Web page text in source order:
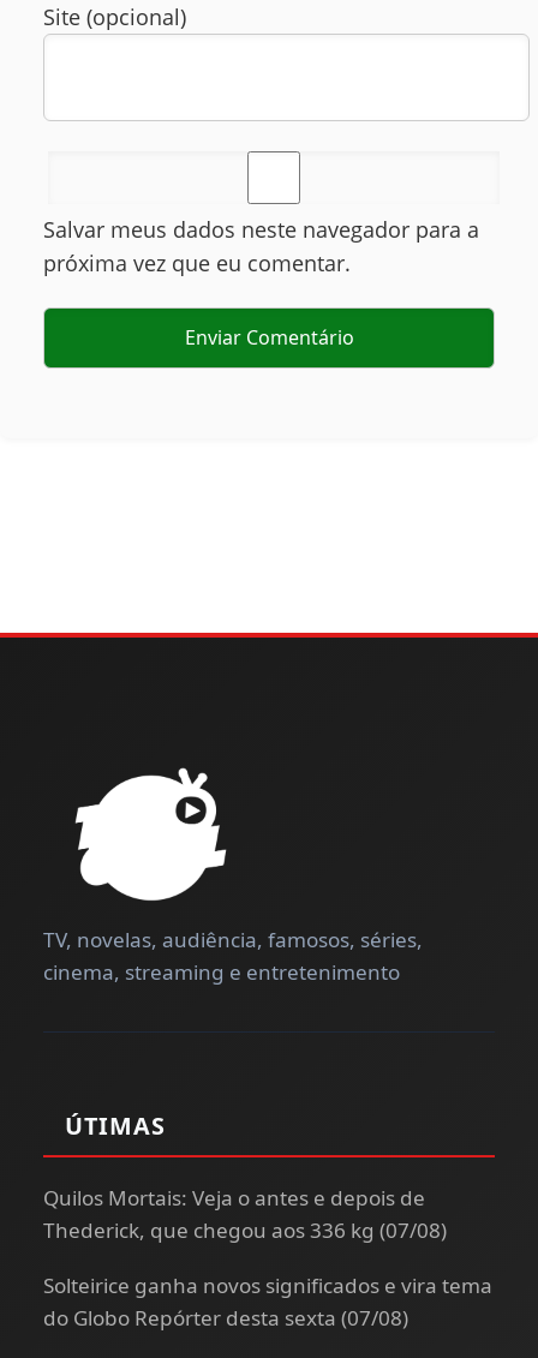
Site (opcional)
Salvar meus dados neste navegador para a
próxima vez que eu comentar.
TV, novelas, audiência, famosos, séries,
cinema, streaming e entretenimento
ÚTIMAS
Quilos Mortais: Veja o antes e depois de
Thederick, que chegou aos 336 kg (07/08)
Solteirice ganha novos significados e vira tema
do Globo Repórter desta sexta (07/08)